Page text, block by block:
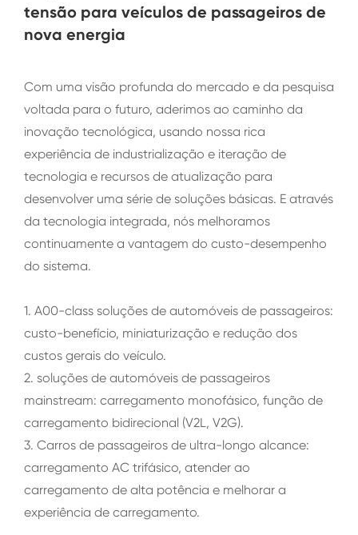
tensão para veículos de passageiros de
nova energia
Com uma visão profunda do mercado e da pesquisa
voltada para o futuro, aderimos ao caminho da
inovação tecnológica, usando nossa rica
experiência de industrialização e iteração de
tecnologia e recursos de atualização para
desenvolver uma série de soluções básicas. E através
da tecnologia integrada, nós melhoramos
continuamente a vantagem do custo-desempenho
do sistema.
1. A00-class soluções de automóveis de passageiros:
custo-benefício, miniaturização e redução dos
custos gerais do veículo.
2. soluções de automóveis de passageiros
mainstream: carregamento monofásico, função de
carregamento bidirecional (V2L, V2G).
3. Carros de passageiros de ultra-longo alcance:
carregamento AC trifásico, atender ao
carregamento de alta potência e melhorar a
experiência de carregamento.